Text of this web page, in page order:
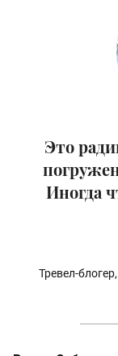
Это
Иногда
Тревел-